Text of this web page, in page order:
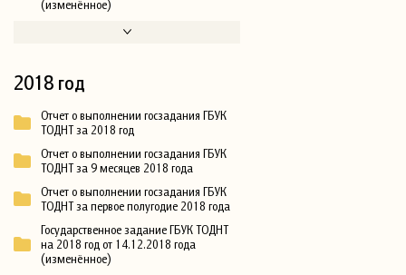
(изменённое)
2018 год
Отчет о выполнении госзадания ГБУК
ТОДНТ за 2018 год
Отчет о выполнении госзадания ГБУК
ТОДНТ за 9 месяцев 2018 года
Отчет о выполнении госзадания ГБУК
ТОДНТ за первое полугодие 2018 года
Государственное задание ГБУК ТОДНТ
на 2018 год от 14.12.2018 года
(изменённое)